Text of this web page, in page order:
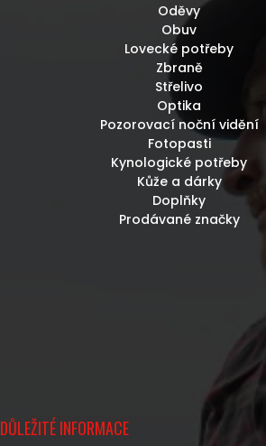
Oděvy
Obuv
Lovecké potřeby
Zbraně
Střelivo
Optika
Pozorovací noční vidění
Fotopasti
Kynologické potřeby
Kůže a dárky
Doplňky
Prodávané značky
DŮLEŽITÉ INFORMACE